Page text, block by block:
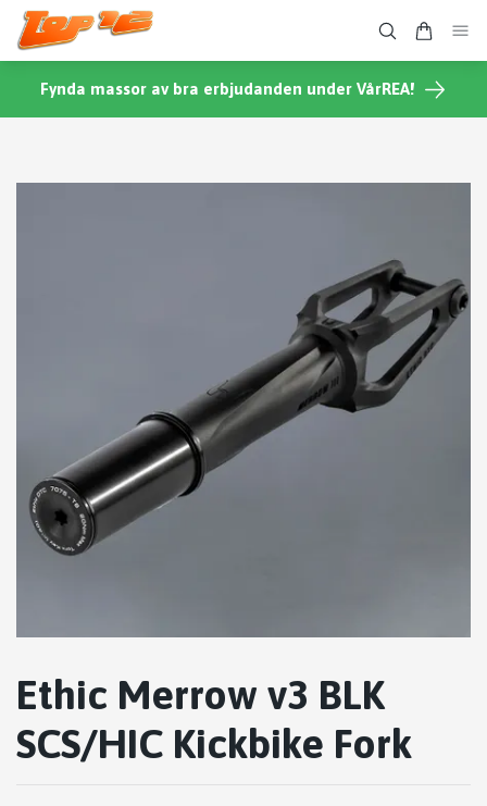
Fynda massor av bra erbjudanden under VårREA!
Ethic Merrow v3 BLK
SCS/HIC Kickbike Fork